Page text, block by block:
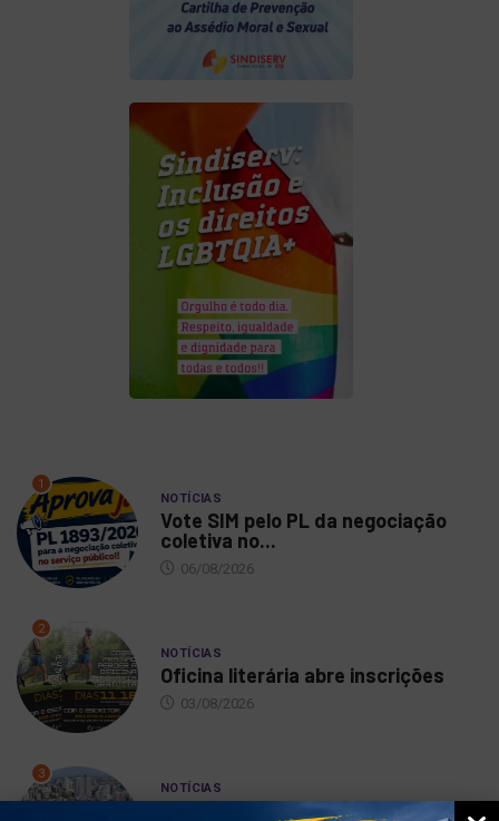
1
NOTÍCIAS
Vote SIM pelo PL da negociação
coletiva no...
06/08/2026
2
NOTÍCIAS
Oficina literária abre inscrições
03/08/2026
3
NOTÍCIAS
DIEESE aponta crescimento da